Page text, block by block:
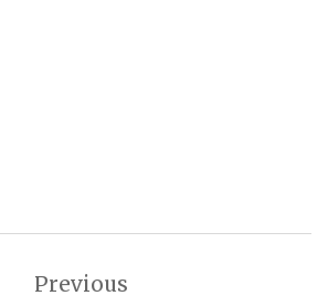
Previous